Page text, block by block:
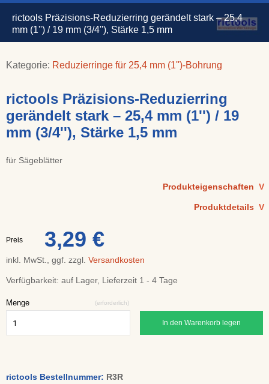
rictools Präzisions-Reduzierring gerändelt stark – 25,4
mm (1'') / 19 mm (3/4''), Stärke 1,5 mm
Kategorie: Reduzierringe für 25,4 mm (1'')-Bohrung
rictools Präzisions-Reduzierring
gerändelt stark – 25,4 mm (1'') / 19
mm (3/4''), Stärke 1,5 mm
für Sägeblätter
Produkteigenschaften V
Produktdetails V
Preis 3,29 €
inkl. MwSt., ggf. zzgl. Versandkosten
Verfügbarkeit: auf Lager, Lieferzeit 1 - 4 Tage
Menge (erforderlich)
In den Warenkorb legen
rictools Bestellnummer: R3R